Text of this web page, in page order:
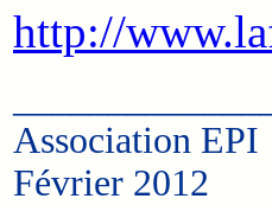
http://
Association EPI
Février 2012